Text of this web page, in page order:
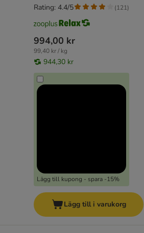
994,00 kr
99,40 kr / kg
944,30 kr
Lägg till kupong - spara -15%
Rating: 4.4/5 (121)
Lägg till i varukorg